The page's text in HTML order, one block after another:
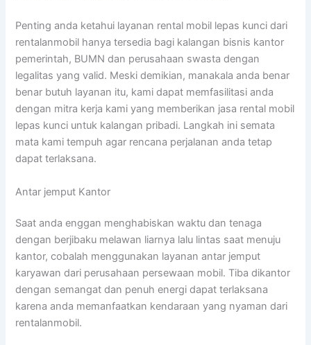
Penting anda ketahui layanan rental mobil lepas kunci dari
rentalanmobil hanya tersedia bagi kalangan bisnis kantor
pemerintah, BUMN dan perusahaan swasta dengan
legalitas yang valid. Meski demikian, manakala anda benar
benar butuh layanan itu, kami dapat memfasilitasi anda
dengan mitra kerja kami yang memberikan jasa rental mobil
lepas kunci untuk kalangan pribadi. Langkah ini semata
mata kami tempuh agar rencana perjalanan anda tetap
dapat terlaksana.
Antar jemput Kantor
Saat anda enggan menghabiskan waktu dan tenaga
dengan berjibaku melawan liarnya lalu lintas saat menuju
kantor, cobalah menggunakan layanan antar jemput
karyawan dari perusahaan persewaan mobil. Tiba dikantor
dengan semangat dan penuh energi dapat terlaksana
karena anda memanfaatkan kendaraan yang nyaman dari
rentalanmobil.